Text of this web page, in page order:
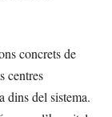
concrets de
centres
dins del sistema.